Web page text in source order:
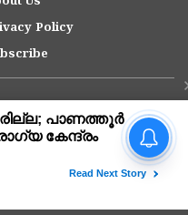
Policy
ഒടുവിൽ